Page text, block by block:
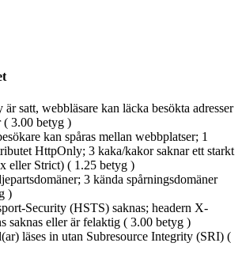
satt, webbläsare kan läcka besökta adresser
( 3.00 betyg )
kan spåras mellan webbplatser; 1
HttpOnly; 3 kaka/kakor saknar ett starkt
eller Strict) ( 1.25 betyg )
3 kända spårningsdomäner
)
Security (HSTS) saknas; headern X-
saknas eller är felaktig ( 3.00 betyg )
läses in utan Subresource Integrity (SRI) (